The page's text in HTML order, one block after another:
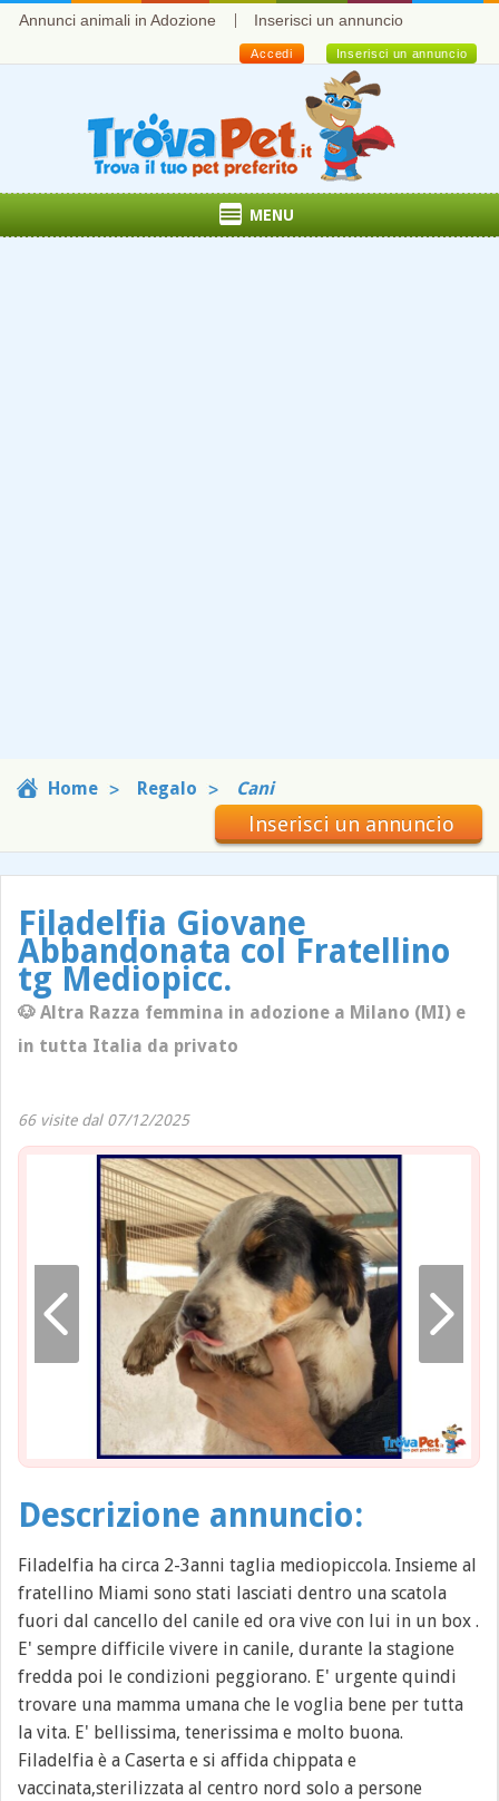
Annunci animali in Adozione Inserisci un annuncio
Inserisci un annuncio
Accedi
MENU
Home Regalo Cani
Inserisci un annuncio
Filadelfia Giovane
Abbandonata col Fratellino
tg Mediopicc.
🐶 Altra Razza femmina in adozione a Milano (MI) e
in tutta Italia da privato
66 visite dal 07/12/2025
Descrizione annuncio:
Filadelfia ha circa 2-3anni taglia mediopiccola. Insieme al
fratellino Miami sono stati lasciati dentro una scatola
fuori dal cancello del canile ed ora vive con lui in un box .
E' sempre difficile vivere in canile, durante la stagione
fredda poi le condizioni peggiorano. E' urgente quindi
trovare una mamma umana che le voglia bene per tutta
la vita. E' bellissima, tenerissima e molto buona.
Filadelfia è a Caserta e si affida chippata e
vaccinata,sterilizzata al centro nord solo a persone